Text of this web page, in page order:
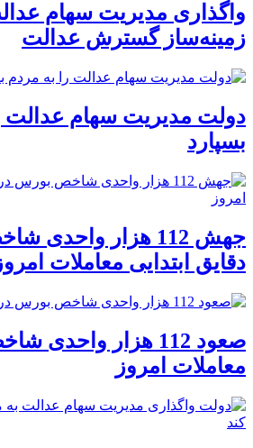
واگذاری مدیریت سهام
زمینه‌ساز گسترش عدالت
دولت مدیریت سهام عدالت
بسپارد
جهش 112 هزار
دقایق ابتدایی معاملات امروز
صعود 112 هزار
معاملات امروز